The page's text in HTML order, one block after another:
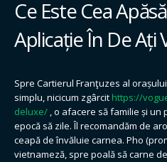
Ce Este Cea
Aplicație În De Ați
Spre Cartierul Franţuzes al
simplu, nicicum zgârcit https://
deluxe/ , o afacere să familie și un
epocă să zile. Îl recomandăm de
ceapă de învăluie carnea. Pho
vietnameză, spre poală să carne